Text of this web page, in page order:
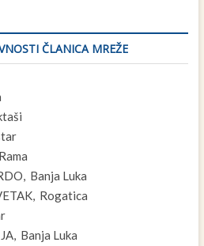
ČLANICA MREŽE
Banja Luka
Rogatica
Banja Luka